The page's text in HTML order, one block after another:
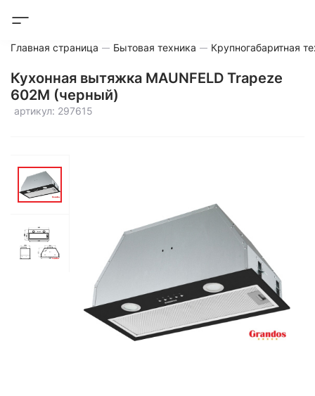
Главная страница Бытовая техника Крупногабаритная
Кухонная вытяжка MAUNFELD Trapeze
602M (черный)
артикул: 297615